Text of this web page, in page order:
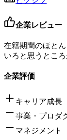
企業レビュー
在籍期間のほと
いろと思うとこ
企業評価
キャリア成長
事業・プロダ
マネジメント